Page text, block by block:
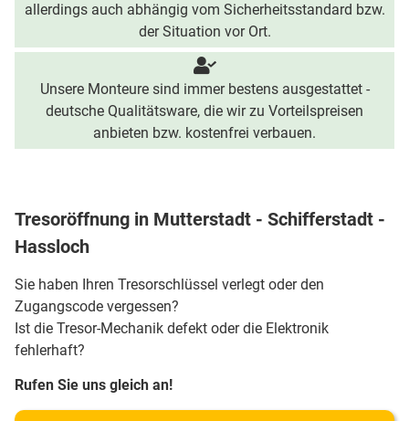
allerdings auch abhängig vom Sicherheitsstandard bzw.
der Situation vor Ort.
Unsere Monteure sind immer bestens ausgestattet -
deutsche Qualitätsware, die wir zu Vorteilspreisen
anbieten bzw. kostenfrei verbauen.
Tresoröffnung in Mutterstadt - Schifferstadt -
Hassloch
Sie haben Ihren Tresorschlüssel verlegt oder den
Zugangscode vergessen?
Ist die Tresor-Mechanik defekt oder die Elektronik
fehlerhaft?
Rufen Sie uns gleich an!